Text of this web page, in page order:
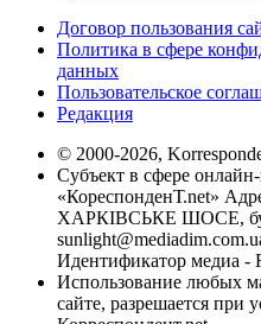
Договор пользования
Политика в сфере
данных
Пользовательское
Редакция
© 2000-2026,
Субъект в сфере
«КореспонденТ.net»
ХАРКІВСЬКЕ ШОСЕ,
Идентификатор медиа -
Использование любых
сайте, разрешается при